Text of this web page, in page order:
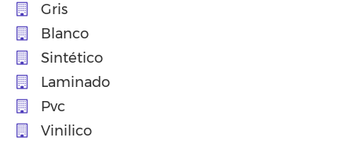
Gris
Blanco
Sintético
Laminado
Pvc
Vinilico